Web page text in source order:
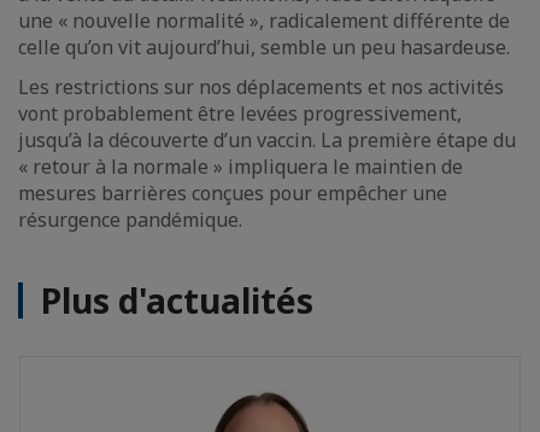
une « nouvelle normalité », radicalement différente de
celle qu’on vit aujourd’hui, semble un peu hasardeuse.
Les restrictions sur nos déplacements et nos activités
vont probablement être levées progressivement,
jusqu’à la découverte d’un vaccin. La première étape du
« retour à la normale » impliquera le maintien de
mesures barrières conçues pour empêcher une
résurgence pandémique.
Plus d'actualités